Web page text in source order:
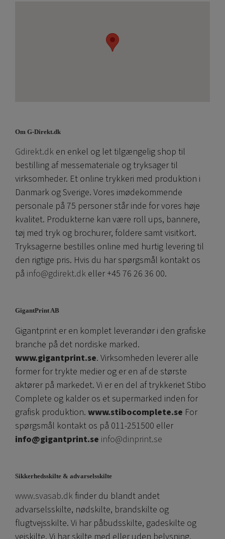
Om G-Direkt.dk
Gdirekt.dk en enkel og let tilgængelig shop til
bestilling af messemateriale og tryksager til
virksomheder. Et online trykkeri med produktion i
Danmark og Sverige. Vores imødekommende
personale på 75 personer står inde for vores høje
kvalitet. Produkterne kan være roll ups, bannere,
tøj med tryk og brochurer, foldere samt visitkort.
Tryksagerne bestilles online med hurtig levering til
den rigtige pris. Hvis du har spørgsmål kontakt os
på info@gdirekt.dk eller +45 76 26 36 00.
GigantPrint AB
Gigantprint er en komplet leverandør i den grafiske
branche på det nordiske marked.
www.gigantprint.se. Virksomheden leverer alle
former for trykte medier og er en af ​​de største
aktører på markedet. Vi er en del af trykkeriet Stibo
Complete og kalder os et supermarked inden for
grafisk produktion. www.stibocomplete.se For
spørgsmål kontakt os på 011-251500 eller
info@gigantprint.se info@dinprint.se
Sikkerhedsskilte & advarselsskilte
www.svasab.dk finder du blandt andet
advarselsskilte, nødskilte, brandskilte og
flugtvejsskilte. Vi har påbudsskilte, gadeskilte og